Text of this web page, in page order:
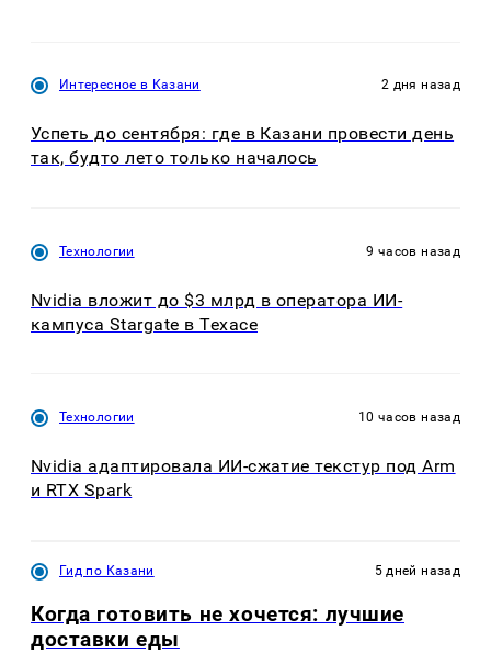
Интересное в Казани 2 дня назад
Успеть до сентября: где в Казани провести день
так, будто лето только началось
Технологии 9 часов назад
Nvidia вложит до $3 млрд в оператора ИИ-
кампуса Stargate в Техасе
Технологии 10 часов назад
Nvidia адаптировала ИИ-сжатие текстур под Arm
и RTX Spark
Гид по Казани 5 дней назад
Когда готовить не хочется: лучшие
доставки еды